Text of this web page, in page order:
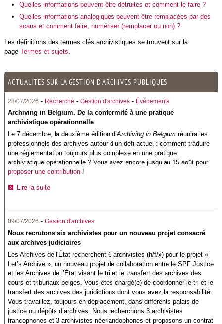
Quelles informations peuvent être détruites et comment le faire ?
Quelles informations analogiques peuvent être remplacées par des
scans et comment faire, numériser (remplacer ou non) ?
Les définitions des termes clés archivistiques se trouvent sur la
page Termes et sujets
ACTUALITÉS SUR LA GESTION D'ARCHIVES PUBLIQUES
28/07/2026 - Recherche - Gestion d'archives- Événements
Archiving in Belgium. De la conformité à une pratique
archivistique opérationnelle
Le 7 décembre, la deuxième édition d’Archiving in Belgiumréunira les
professionnels des archives autour d’un défi actuel : comment traduire
une réglementation toujours plus complexe en une pratique
archivistique opérationnelle ? Vous avez encore jusqu’au 15 août pour
proposer une contribution!
Lire la suite
09/07/2026 - Gestion d'archives
Nous recrutons six archivistes pour un nouveau projet consacré
aux archives judiciaires
Les Archives de l'État recherchent 6 archivistes (h/f/x) pour le projet «
Let’s Archive », un nouveau projet de collaboration entre le SPF Justice
et les Archives de l’État visant le tri et le transfert des archives des
cours et tribunaux belges. Vous êtes chargé(e) de coordonner le tri et le
transfert des archives des juridictions dont vous avez la responsabilité.
Vous travaillez, toujours en déplacement, dans différents palais de
justice ou dépôts d’archives. Nous recherchons 3 archivistes
francophones et 3 archivistes néerlandophones et proposons un contrat